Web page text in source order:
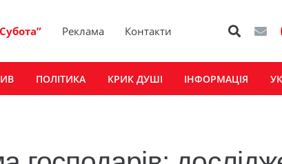
Реклама Контакти
ПОЛІТИКА КРИК ДУШІ ІНФОРМАЦІЯ